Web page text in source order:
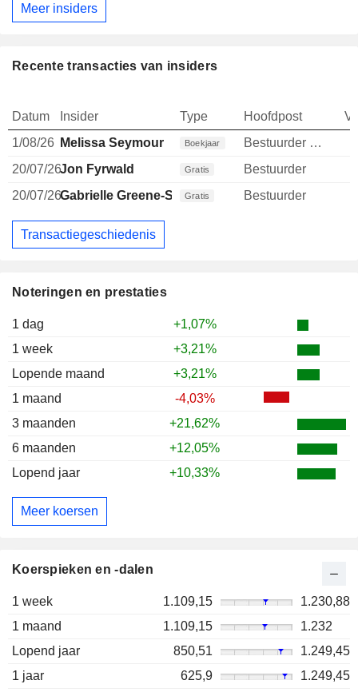
Noteringen en prestaties
1 dag
+1,07%
1 week
+3,21%
Lopende maand
+3,21%
1 maand
-4,03%
3 maanden
+21,62%
6 maanden
+12,05%
Lopend jaar
+10,33%
Meer koersen
Koerspieken en -dalen
1 week 1.109,15
1.230,88
1 maand
1.109,15
1.232
Lopend jaar
850,51
1.249,45
1 jaar
625,9
1.249,45
Meer insiders
Recente transacties van insiders
Datum Insider Type Hoofdpost
1/08/26 Melissa Seymour Boekjaar Bestuurder / senior manager
20/07/26Jon Fyrwald Gratis
Bestuurder
20/07/26Gabrielle Greene-Sulzberger
Gratis Bestuurder
Transactiegeschiedenis